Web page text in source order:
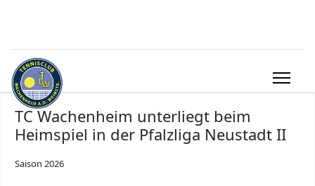
TC Wachenheim unterliegt beim
Heimspiel in der Pfalzliga Neustadt II
Saison 2026